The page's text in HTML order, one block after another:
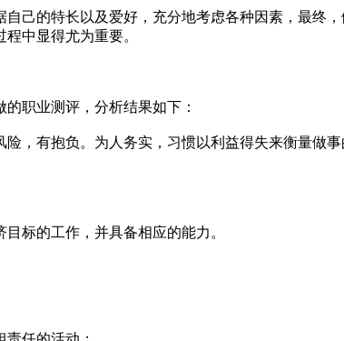
己的特长以及爱好，充分地考虑各种因素，最终，
中显得尤为重要。
职业测评，分析结果如下：
，有抱负。为人务实，习惯以利益得失来衡量做事
标的工作，并具备相应的能力。